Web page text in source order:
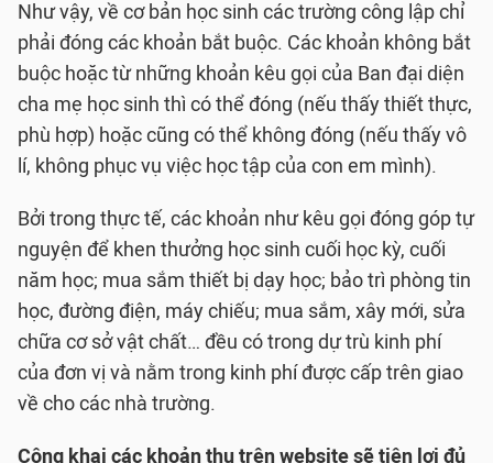
Như vậy, về cơ bản học sinh các trường công lập chỉ
phải đóng các khoản bắt buộc. Các khoản không bắt
buộc hoặc từ những khoản kêu gọi của Ban đại diện
cha mẹ học sinh thì có thể đóng (nếu thấy thiết thực,
phù hợp) hoặc cũng có thể không đóng (nếu thấy vô
lí, không phục vụ việc học tập của con em mình).
Bởi trong thực tế, các khoản như kêu gọi đóng góp tự
nguyện để khen thưởng học sinh cuối học kỳ, cuối
năm học; mua sắm thiết bị dạy học; bảo trì phòng tin
học, đường điện, máy chiếu; mua sắm, xây mới, sửa
chữa cơ sở vật chất… đều có trong dự trù kinh phí
của đơn vị và nằm trong kinh phí được cấp trên giao
về cho các nhà trường.
Công khai các khoản thu trên website sẽ tiện lợi đủ